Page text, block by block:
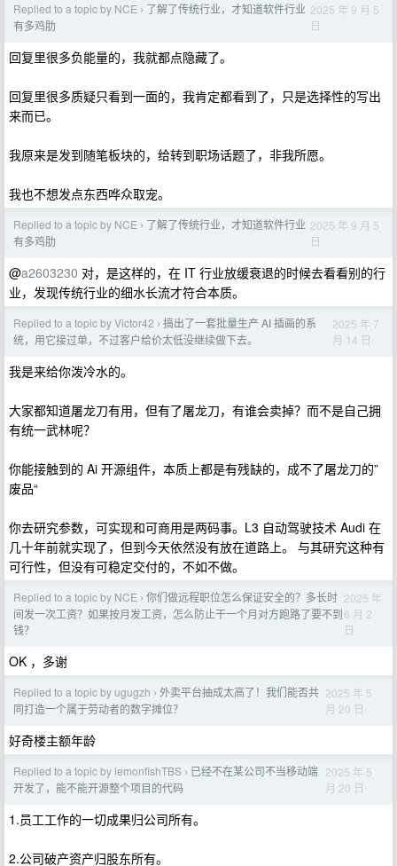
Replied to a topic by NCE › 了解了传统行业，才知道软件行业
有多鸡肋
2025 年 9 月 5
日
回复里很多负能量的，我就都点隐藏了。
回复里很多质疑只看到一面的，我肯定都看到了，只是选择性的写出
来而已。
我原来是发到随笔板块的，给转到职场话题了，非我所愿。
我也不想发点东西哗众取宠。
Replied to a topic by NCE › 了解了传统行业，才知道软件行业
有多鸡肋
2025 年 9 月 5
日
@a2603230 对，是这样的，在 IT 行业放缓衰退的时候去看看别的行
业，发现传统行业的细水长流才符合本质。
Replied to a topic by Victor42 › 搞出了一套批量生产 AI 插画的系
统，用它接过单，不过客户给价太低没继续做下去。
2025 年 7
月 14 日
我是来给你泼冷水的。
大家都知道屠龙刀有用，但有了屠龙刀，有谁会卖掉？而不是自己拥
有统一武林呢？
你能接触到的 Ai 开源组件，本质上都是有残缺的，成不了屠龙刀的”
废品“
你去研究参数，可实现和可商用是两码事。L3 自动驾驶技术 Audi 在
几十年前就实现了，但到今天依然没有放在道路上。 与其研究这种有
可行性，但没有可稳定交付的，不如不做。
Replied to a topic by NCE › 你们做远程职位怎么保证安全的？多长时
间发一次工资？如果按月发工资，怎么防止干一个月对方跑路了要不到
钱？
2025 年
6 月 2
日
OK ，多谢
Replied to a topic by ugugzh › 外卖平台抽成太高了！我们能否共
同打造一个属于劳动者的数字摊位？
2025 年 5
月 20 日
好奇楼主额年龄
Replied to a topic by lemonfishTBS › 已经不在某公司不当移动端
开发了，能不能开源整个项目的代码
2025 年 5
月 20 日
1.员工工作的一切成果归公司所有。
2.公司破产资产归股东所有。